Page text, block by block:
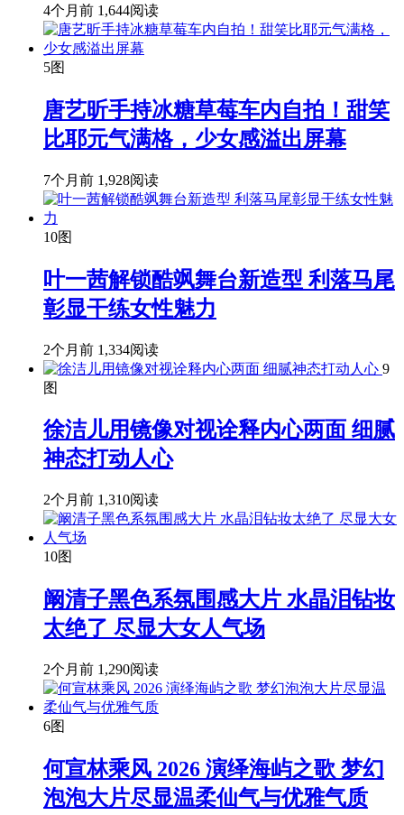
4个月前 1,644阅读
5图
唐艺昕手持冰糖草莓车内自拍！甜笑
比耶元气满格，少女感溢出屏幕
7个月前 1,928阅读
10图
叶一茜解锁酷飒舞台新造型 利落马尾
彰显干练女性魅力
2个月前 1,334阅读
9
图
徐洁儿用镜像对视诠释内心两面 细腻
神态打动人心
2个月前 1,310阅读
10图
阚清子黑色系氛围感大片 水晶泪钻妆
太绝了 尽显大女人气场
2个月前 1,290阅读
6图
何宣林乘风 2026 演绎海屿之歌 梦幻
泡泡大片尽显温柔仙气与优雅气质